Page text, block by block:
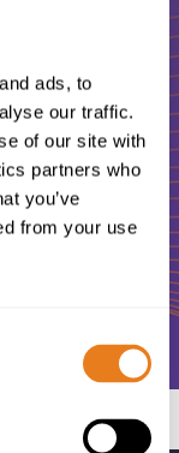
ads, to
our traffic.
of our site with
partners who
you’ve
from your use
olacak